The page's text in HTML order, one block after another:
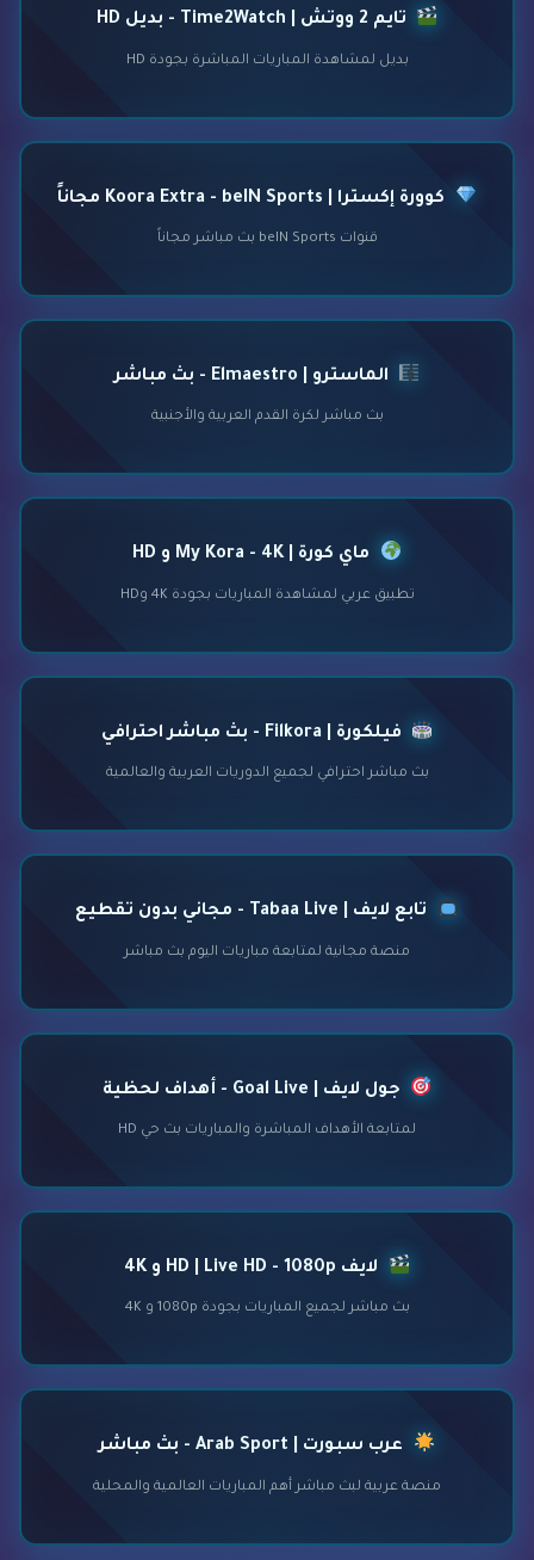
تايم 2 ووتش | Time2Watch - بديل HD
بديل لمشاهدة المباريات المباشرة بجودة HD
كوورة إكسترا | Koora Extra - beIN Sports مجاناً
قنوات beIN Sports بث مباشر مجاناً
الماسترو | Elmaestro - بث مباشر
بث مباشر لكرة القدم العربية والأجنبية
ماي كورة | My Kora - 4K و HD
تطبيق عربي لمشاهدة المباريات بجودة 4K وHD
فيلكورة | Filkora - بث مباشر احترافي
بث مباشر احترافي لجميع الدوريات العربية والعالمية
تابع لايف | Tabaa Live - مجاني بدون تقطيع
منصة مجانية لمتابعة مباريات اليوم بث مباشر
جول لايف | Goal Live - أهداف لحظية
لمتابعة الأهداف المباشرة والمباريات بث حي HD
لايف HD | Live HD - 1080p و 4K
بث مباشر لجميع المباريات بجودة 1080p و 4K
عرب سبورت | Arab Sport - بث مباشر
منصة عربية لبث مباشر أهم المباريات العالمية والمحلية